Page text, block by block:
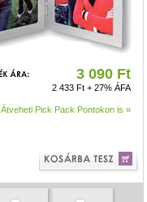
3 090 Ft
2 433 Ft + 27% ÁFA
Átveheti Pick Pack Pontokon is »